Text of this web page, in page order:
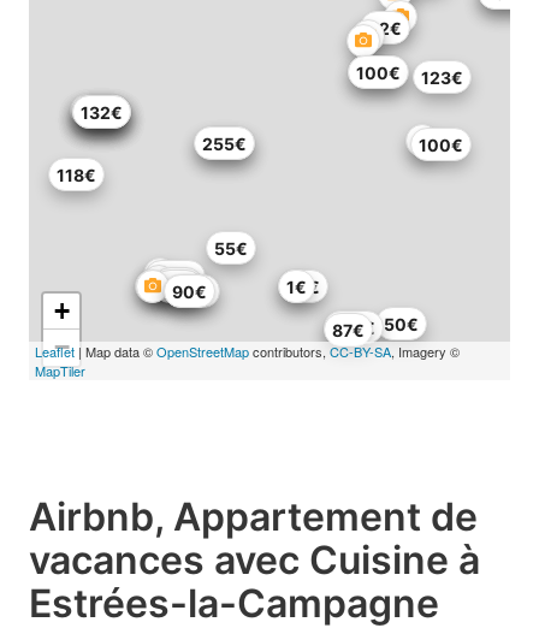
132€
115€
483€
278€
132€
132€
132€
132€
101€
92€
50€
100€
118€
82€
103€
89€
123€
100€
255€
55€
90€
87€
55€
1€
+
−
Leaflet | Map data ©OpenStreetMapcontributors, CC-BY-SA, Imagery ©
MapTiler
Airbnb, Appartement de
vacances avec Cuisine à
Estrées-la-Campagne